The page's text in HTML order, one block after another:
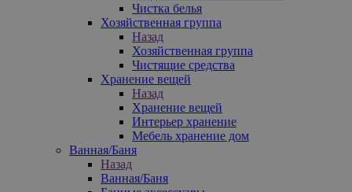
Чистка белья
Хозяйственная группа
Назад
Хозяйственная группа
Чистящие средства
Хранение вещей
Назад
Хранение вещей
Интерьер хранение
Мебель хранение дом
Ванная/Баня
Назад
Ванная/Баня